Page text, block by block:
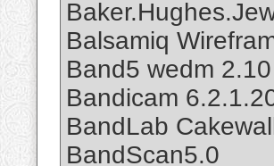
Balsamiq
Band5 wedm 2.10
Bandicam
BandLab
BandScan5.0